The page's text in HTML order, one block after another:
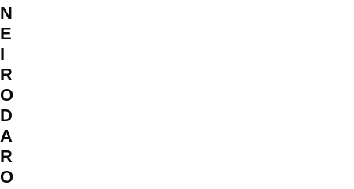
N
E
I
R
O
D
A
R
O